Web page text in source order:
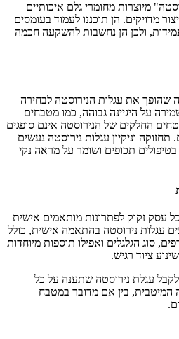
מיוצרות מחומרי גלם איכותיים
מדויקים. הן תוכננו לעמוד בעומסים
ולכן הן נחשבות להשקעה חכמה
שהופך את עגלות הנירוסטה לבחירה
על היגיינה גבוהה, כמו מטבחים
החלקים של הנירוסטה אינם סופגים
תחזוקה וניקיון עגלות נירוסטה נעשים
תכופים ושומר על מראה נקי
עסק זקוק לפתרונות מותאמים אישית
עגלות נירוסטה בהתאמה אישית, כולל
סוג הגלגלים ואפילו תוספות מיוחדות
ציוד רגיש.
עגלת נירוסטה שתענה על כל
המיטבית, בין אם מדובר במטבח